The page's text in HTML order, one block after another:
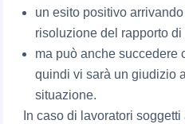
un esito positivo
risoluzione del rapporto di
ma può anche succedere
quindi vi sarà un giudizio
situazione.
In caso di lavoratori